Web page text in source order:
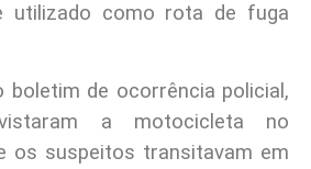
utilizado como rota de fuga
boletim de ocorrência policial,
a motocicleta no
os suspeitos transitavam em